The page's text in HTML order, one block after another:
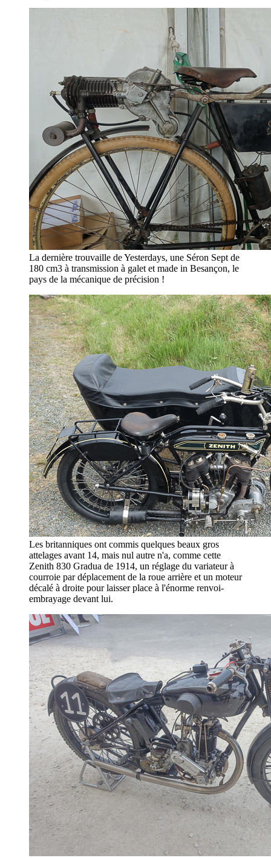
La dernière trouvaille de Yesterdays, une Séron Sept de
180 cm3 à transmission à galet et made in Besançon, le
pays de la mécanique de précision !
Les britanniques ont commis quelques beaux gros
attelages avant 14, mais nul autre n'a, comme cette
Zenith 830 Gradua de 1914, un réglage du variateur à
courroie par déplacement de la roue arrière et un moteur
décalé à droite pour laisser place à l'énorme renvoi-
embrayage devant lui.